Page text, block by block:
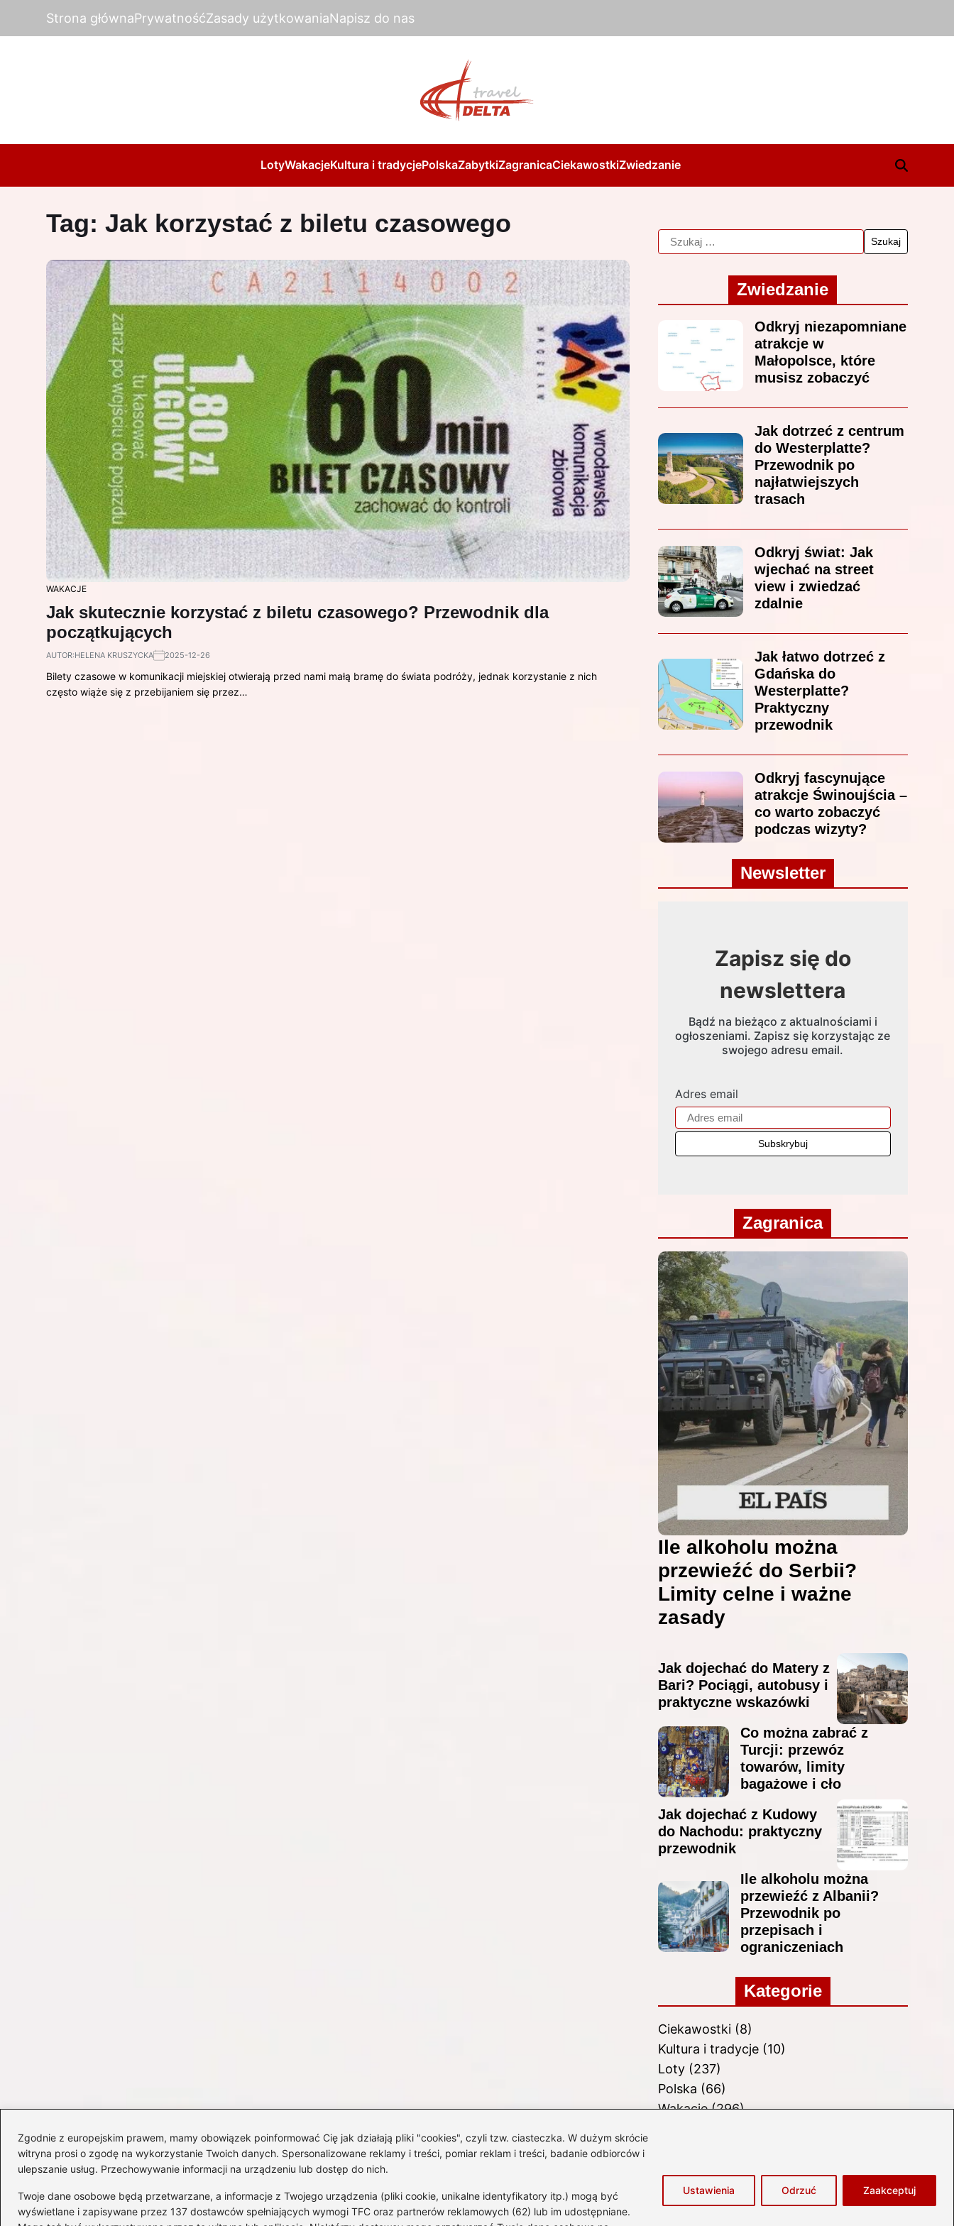
Zgodnie z europejskim prawem, mamy obowiązek poinformować Cię jak działają pliki "cookies", czyli tzw. ciasteczka. W dużym skrócie
witryna prosi o zgodę na wykorzystanie Twoich danych. Spersonalizowane reklamy i treści, pomiar reklam i treści, badanie odbiorców i
ulepszanie usług. Przechowywanie informacji na urządzeniu lub dostęp do nich.
Twoje dane osobowe będą przetwarzane, a informacje z Twojego urządzenia (pliki cookie, unikalne identyfikatory itp.) mogą być
wyświetlane i zapisywane przez 137 dostawców spełniających wymogi TFC oraz partnerów reklamowych (62) lub im udostępniane.
Ustawienia Odrzuć Zaakceptuj
Strona głównaPrywatnośćZasady użytkowaniaNapisz do nas
LotyWakacjeKultura i tradycjePolskaZabytkiZagranicaCiekawostkiZwiedzanie
Tag: Jak korzystać z biletu czasowego
WAKACJE
Jak skutecznie korzystać z biletu czasowego? Przewodnik dla
początkujących
AUTOR:HELENA KRUSZYCKA 2025-12-26
Bilety czasowe w komunikacji miejskiej otwierają przed nami małą bramę do świata podróży, jednak korzystanie z nich
często wiąże się z przebijaniem się przez…
Zwiedzanie
Odkryj niezapomniane
atrakcje w
Małopolsce, które
musisz zobaczyć
Jak dotrzeć z centrum
do Westerplatte?
Przewodnik po
najłatwiejszych
trasach
Odkryj świat: Jak
wjechać na street
view i zwiedzać
zdalnie
Jak łatwo dotrzeć z
Gdańska do
Westerplatte?
Praktyczny
przewodnik
Odkryj fascynujące
atrakcje Świnoujścia –
co warto zobaczyć
podczas wizyty?
Newsletter
Zapisz się do
newslettera
Bądź na bieżąco z aktualnościami i
ogłoszeniami. Zapisz się korzystając ze
swojego adresu email.
Adres email
Zagranica
Ile alkoholu można
przewieźć do Serbii?
Limity celne i ważne
zasady
Jak dojechać do Matery z
Bari? Pociągi, autobusy i
praktyczne wskazówki
Co można zabrać z
Turcji: przewóz
towarów, limity
bagażowe i cło
Jak dojechać z Kudowy
do Nachodu: praktyczny
przewodnik
Ile alkoholu można
przewieźć z Albanii?
Przewodnik po
przepisach i
ograniczeniach
Kategorie
Ciekawostki(8)
Kultura i tradycje(10)
Loty(237)
Polska (66)
Wakacje(296)